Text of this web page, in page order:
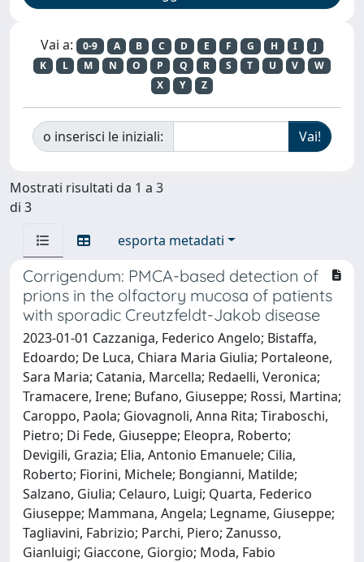
Vai a: 0-9 A B C D E F G H I
J
K
L M N O P Q R S T U V
W
X
Y Z
o inserisci le iniziali:
Mostrati risultati da 1 a 3
di 3
esporta metadati
Corrigendum: PMCA-based detection of
prions in the olfactory mucosa of patients
with sporadic Creutzfeldt-Jakob disease
2023-01-01 Cazzaniga, Federico Angelo; Bistaffa,
Edoardo; De Luca, Chiara Maria Giulia; Portaleone,
Sara Maria; Catania, Marcella; Redaelli, Veronica;
Tramacere, Irene; Bufano, Giuseppe; Rossi, Martina;
Caroppo, Paola; Giovagnoli, Anna Rita; Tiraboschi,
Pietro; Di Fede, Giuseppe; Eleopra, Roberto;
Devigili, Grazia; Elia, Antonio Emanuele; Cilia,
Roberto; Fiorini, Michele; Bongianni, Matilde;
Salzano, Giulia; Celauro, Luigi; Quarta, Federico
Giuseppe; Mammana, Angela; Legname, Giuseppe;
Tagliavini, Fabrizio; Parchi, Piero; Zanusso,
Gianluigi; Giaccone, Giorgio; Moda, Fabio